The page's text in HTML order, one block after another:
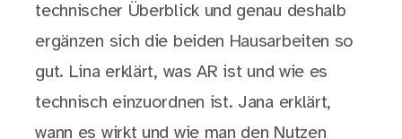
technischer Überblick und genau deshalb
ergänzen sich die beiden Hausarbeiten so
gut. Lina erklärt, was AR ist und wie es
technisch einzuordnen ist. Jana erklärt,
wann es wirkt und wie man den Nutzen